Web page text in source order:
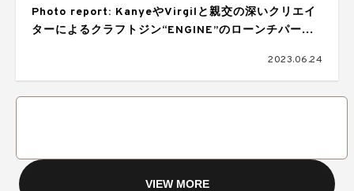
Photo report: KanyeやVirgilと親交の深いクリエイ
ターによるクラフトジン“ENGINE”のローンチパーテ
2023.06.24
VIEW MORE